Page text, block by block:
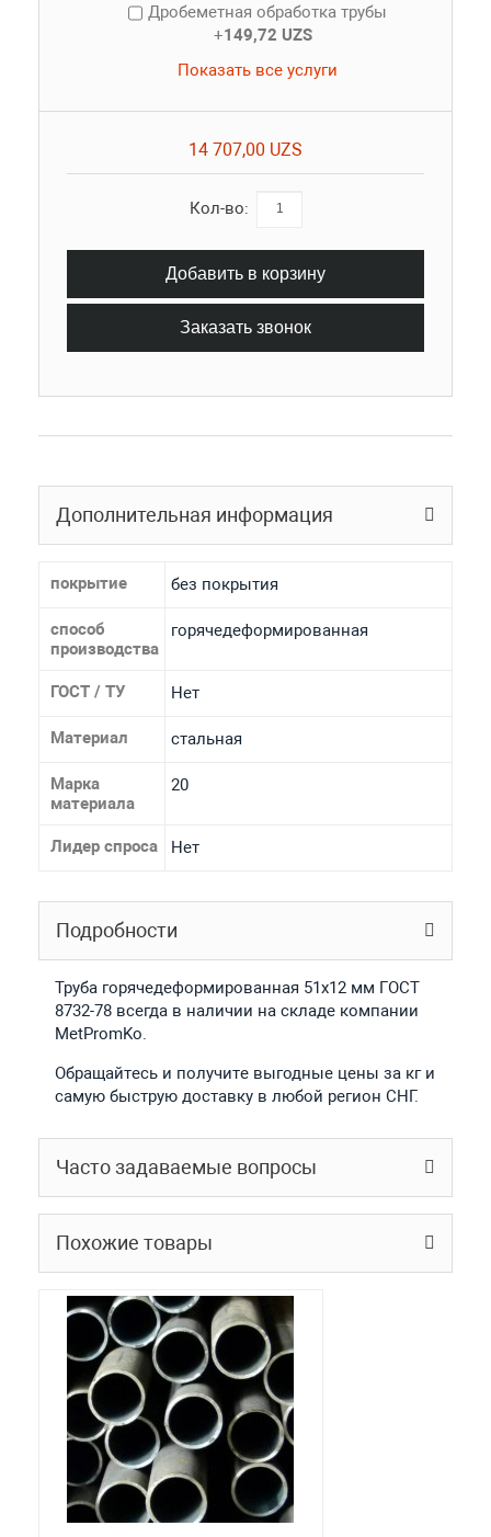
Дробеметная обработка трубы
+149,72 UZS
Показать все услуги
14 707,00 UZS
Кол-во:
Добавить в корзину
Заказать звонок
Дополнительная информация
покрытие без покрытия
способ
производства
горячедеформированная
ГОСТ / ТУ Нет
Материал стальная
Марка
материала
20
Лидер спроса Нет
Подробности
Труба горячедеформированная 51х12 мм ГОСТ
8732-78 всегда в наличии на складе компании
MetPromKo.
Обращайтесь и получите выгодные цены за кг и
самую быструю доставку в любой регион СНГ.
Часто задаваемые вопросы
Похожие товары